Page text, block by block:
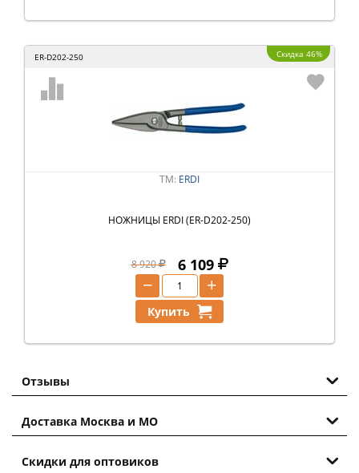
ER-D202-250 Скидка 46%
ТМ: ERDI
НОЖНИЦЫ ERDI (ER-D202-250)
8 920 6 109
+
−
Купить
Отзывы
Доставка Москва и МО
Скидки для оптовиков